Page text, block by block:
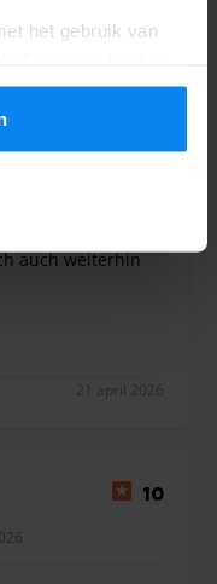
het gebruik van
Bekijk voor alle
auch weiterhin
21 april 2026
10